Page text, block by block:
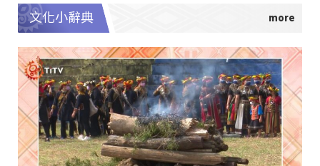
文化小辭典